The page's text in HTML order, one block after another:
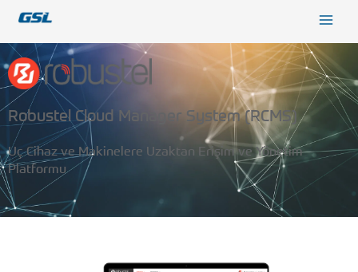
Robustel Cloud Manager System (RCMS)
Uç Cihaz ve Makinelere Uzaktan Erişim ve Yönetim
Platformu